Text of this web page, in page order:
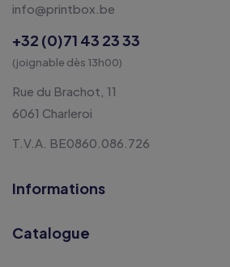
info@printbox.be
+32 (0)71 43 23 33
(joignable dès 13h00)
Rue du Brachot, 11
6061 Charleroi
T.V.A. BE0860.086.726
Informations
Catalogue